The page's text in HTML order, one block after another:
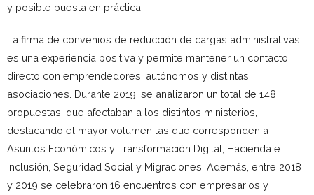
y posible puesta en práctica.
La firma de convenios de reducción de cargas administrativas
es una experiencia positiva y permite mantener un contacto
directo con emprendedores, autónomos y distintas
asociaciones. Durante 2019, se analizaron un total de 148
propuestas, que afectaban a los distintos ministerios,
destacando el mayor volumen las que corresponden a
Asuntos Económicos y Transformación Digital, Hacienda e
Inclusión, Seguridad Social y Migraciones. Además, entre 2018
y 2019 se celebraron 16 encuentros con empresarios y